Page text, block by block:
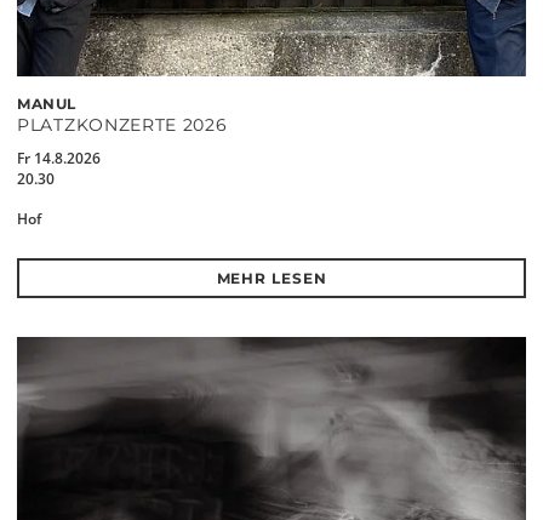
MANUL
PLATZKONZERTE 2026
Fr 14.8.2026
20.30
Hof
MEHR LESEN